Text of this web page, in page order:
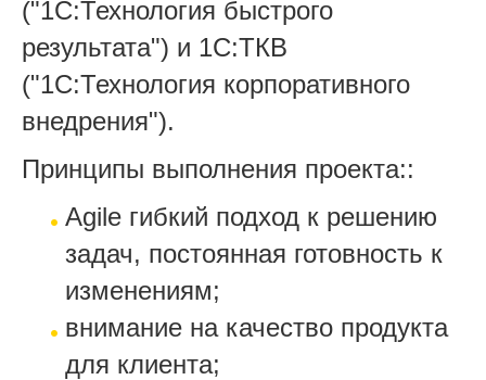
("1С:Технология быстрого
результата") и 1С:ТКВ
("1С:Технология корпоративного
внедрения").
Принципы выполнения проекта::
Agile гибкий подход к решению
задач, постоянная готовность к
изменениям;
внимание на качество продукта
для клиента;